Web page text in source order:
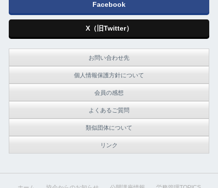
Facebook
X（旧Twitter）
お問い合わせ先
個人情報保護方針について
会員の感想
よくあるご質問
類似団体について
リンク